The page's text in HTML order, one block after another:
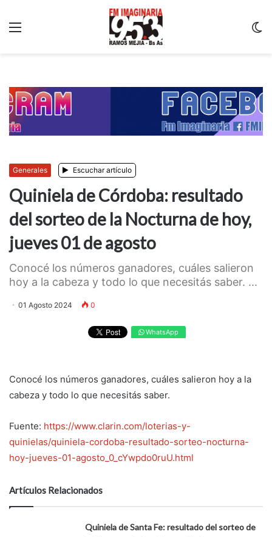
Generales Escuchar artículo
Quiniela de Córdoba: resultado
del sorteo de la Nocturna de hoy,
jueves 01 de agosto
Conocé los números ganadores, cuáles salieron
hoy a la cabeza y todo lo que necesitás saber. ...
01 Agosto 2024 0
WhatsApp
Conocé los números ganadores, cuáles salieron hoy a la
cabeza y todo lo que necesitás saber.
Fuente: https://www.clarin.com/loterias-y-
quinielas/quiniela-cordoba-resultado-sorteo-nocturna-
hoy-jueves-01-agosto_0_cYwpdo0ruU.html
Artículos Relacionados
Quiniela de Santa Fe: resultado del sorteo de